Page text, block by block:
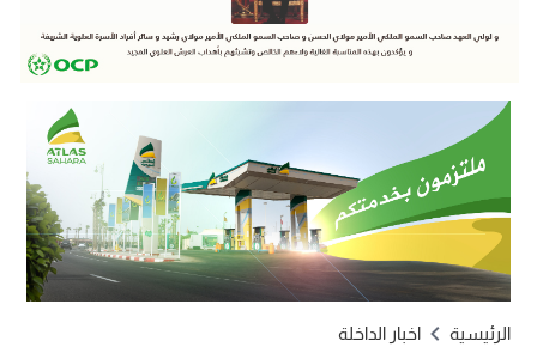
الرئيسية اخبار الداخلة